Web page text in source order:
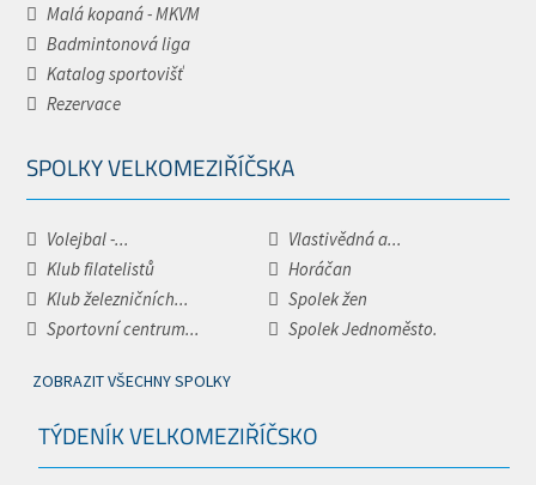
Malá kopaná - MKVM
Badmintonová liga
Katalog sportovišť
Rezervace
SPOLKY VELKOMEZIŘÍČSKA
Volejbal -...
Vlastivědná a...
Klub filatelistů
Horáčan
Klub železničních...
Spolek žen
Sportovní centrum...
Spolek Jednoměsto.
ZOBRAZIT VŠECHNY SPOLKY
TÝDENÍK VELKOMEZIŘÍČSKO